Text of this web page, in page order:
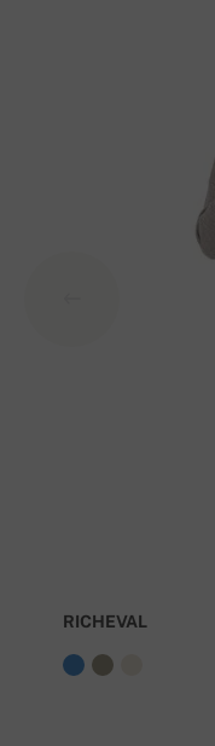
RICHEVAL